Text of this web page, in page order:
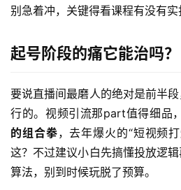
别急着冲，关键得看课程有没有实
起号阶段的痛它能治吗？
要说直播间最磨人的绝对是前半
行的。视频引流那part值得细品
的组合拳，去年爆火的“短视频
这？不过建议小白先搞懂投放逻
算法，别到时候玩脱了预算。